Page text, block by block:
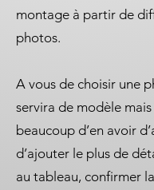
montage à partir de
photos.
A vous de choisir une
servira de modèle mais
beaucoup d’en avoir
d’ajouter le plus de
au tableau, confirmer